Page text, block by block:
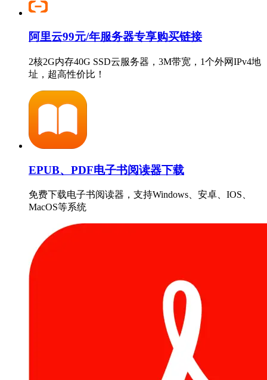
阿里云99元/年服务器专享购买链接
2核2G内存40G SSD云服务器，3M带宽，1个外网IPv4地
址，超高性价比！
EPUB、PDF电子书阅读器下载
免费下载电子书阅读器，支持Windows、安卓、IOS、
MacOS等系统